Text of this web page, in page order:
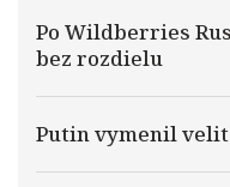
Po Wildberries
bez rozdielu
Putin vymenil